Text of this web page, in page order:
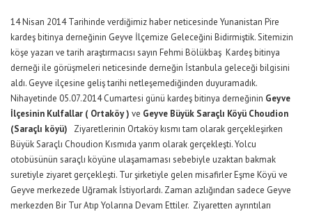
14 Nisan 2014 Tarihinde verdiğimiz haber neticesinde Yunanistan Pire
kardeş bitinya derneğinin Geyve İlçemize Geleceğini Bidirmiştik. Sitemizin
köşe yazarı ve tarih araştırmacısı sayın Fehmi Bölükbaş Kardeş bitinya
derneği ile görüşmeleri neticesinde derneğin İstanbula geleceği bilgisini
aldı. Geyve ilçesine geliş tarihi netleşemediğinden duyuramadık.
Nihayetinde 05.07.2014 Cumartesi günü kardeş bitinya derneğinin Geyve
İlçesinin Kulfallar ( Ortaköy ) ve Geyve Büyük Saraçlı Köyü Choudion
(Saraçlı köyü) Ziyaretlerinin Ortaköy kısmı tam olarak gerçekleşirken
Büyük Saraçlı Choudion Kısmıda yarım olarak gerçekleşti. Yolcu
otobüsünün saraçlı köyüne ulaşamaması sebebiyle uzaktan bakmak
suretiyle ziyaret gerçekleşti. Tur şirketiyle gelen misafirler Eşme Köyü ve
Geyve merkezede Uğramak İstiyorlardı. Zaman azlığından sadece Geyve
merkezden Bir Tur Atıp Yolarına Devam Ettiler. Ziyaretten ayrıntıları